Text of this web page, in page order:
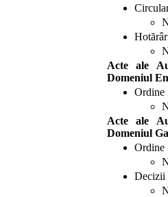
Acte ale
Domeniul
Ordine
Acte ale
Domeniul
Ordine
Decizii